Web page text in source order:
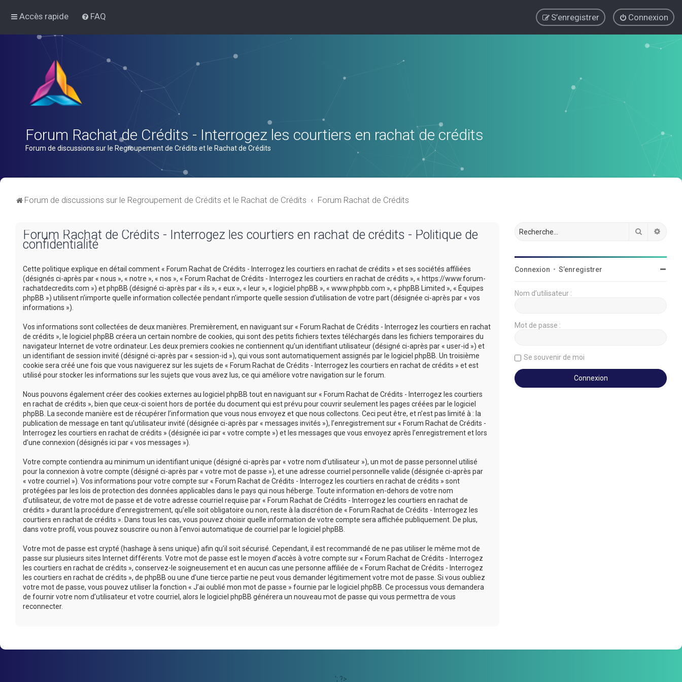
Accès rapide FAQ Connexion
S’enregistrer
Forum Rachat de Crédits - Interrogez les courtiers en rachat de crédits
Forum de discussions sur le Regroupement de Crédits et le Rachat de Crédits
Forum de discussions sur le Regroupement de Crédits et le Rachat de Crédits Forum Rachat de Crédits
Forum Rachat de Crédits - Interrogez les courtiers en rachat de crédits - Politique de
confidentialité
Cette politique explique en détail comment « Forum Rachat de Crédits - Interrogez les courtiers en rachat de crédits » et ses sociétés affiliées
(désignés ci-après par « nous », « notre », « nos », « Forum Rachat de Crédits - Interrogez les courtiers en rachat de crédits », « https://www.forum-
rachatdecredits.com ») et phpBB (désigné ci-après par « ils », « eux », « leur », « logiciel phpBB », « www.phpbb.com », « phpBB Limited », « Équipes
phpBB ») utilisent n’importe quelle information collectée pendant n’importe quelle session d’utilisation de votre part (désignée ci-après par « vos
informations »).
Vos informations sont collectées de deux manières. Premièrement, en naviguant sur « Forum Rachat de Crédits - Interrogez les courtiers en rachat
de crédits », le logiciel phpBB créera un certain nombre de cookies, qui sont des petits fichiers textes téléchargés dans les fichiers temporaires du
navigateur Internet de votre ordinateur. Les deux premiers cookies ne contiennent qu’un identifiant utilisateur (désigné ci-après par « user-id ») et
un identifiant de session invité (désigné ci-après par « session-id »), qui vous sont automatiquement assignés par le logiciel phpBB. Un troisième
cookie sera créé une fois que vous naviguerez sur les sujets de « Forum Rachat de Crédits - Interrogez les courtiers en rachat de crédits » et est
utilisé pour stocker les informations sur les sujets que vous avez lus, ce qui améliore votre navigation sur le forum.
Nous pouvons également créer des cookies externes au logiciel phpBB tout en naviguant sur « Forum Rachat de Crédits - Interrogez les courtiers
en rachat de crédits », bien que ceux-ci soient hors de portée du document qui est prévu pour couvrir seulement les pages créées par le logiciel
phpBB. La seconde manière est de récupérer l’information que vous nous envoyez et que nous collectons. Ceci peut être, et n’est pas limité à : la
publication de message en tant qu’utilisateur invité (désignée ci-après par « messages invités »), l’enregistrement sur « Forum Rachat de Crédits -
Interrogez les courtiers en rachat de crédits » (désignée ici par « votre compte ») et les messages que vous envoyez après l’enregistrement et lors
d’une connexion (désignés ici par « vos messages »).
Votre compte contiendra au minimum un identifiant unique (désigné ci-après par « votre nom d’utilisateur »), un mot de passe personnel utilisé
pour la connexion à votre compte (désigné ci-après par « votre mot de passe »), et une adresse courriel personnelle valide (désignée ci-après par
« votre courriel »). Vos informations pour votre compte sur « Forum Rachat de Crédits - Interrogez les courtiers en rachat de crédits » sont
protégées par les lois de protection des données applicables dans le pays qui nous héberge. Toute information en-dehors de votre nom
d’utilisateur, de votre mot de passe et de votre adresse courriel requise par « Forum Rachat de Crédits - Interrogez les courtiers en rachat de
crédits » durant la procédure d’enregistrement, qu’elle soit obligatoire ou non, reste à la discrétion de « Forum Rachat de Crédits - Interrogez les
courtiers en rachat de crédits ». Dans tous les cas, vous pouvez choisir quelle information de votre compte sera affichée publiquement. De plus,
dans votre profil, vous pouvez souscrire ou non à l’envoi automatique de courriel par le logiciel phpBB.
Votre mot de passe est crypté (hashage à sens unique) afin qu’il soit sécurisé. Cependant, il est recommandé de ne pas utiliser le même mot de
passe sur plusieurs sites Internet différents. Votre mot de passe est le moyen d’accès à votre compte sur « Forum Rachat de Crédits - Interrogez
les courtiers en rachat de crédits », conservez-le soigneusement et en aucun cas une personne affiliée de « Forum Rachat de Crédits - Interrogez
les courtiers en rachat de crédits », de phpBB ou une d’une tierce partie ne peut vous demander légitimement votre mot de passe. Si vous oubliez
votre mot de passe, vous pouvez utiliser la fonction « J’ai oublié mon mot de passe » fournie par le logiciel phpBB. Ce processus vous demandera
de fournir votre nom d’utilisateur et votre courriel, alors le logiciel phpBB générera un nouveau mot de passe qui vous permettra de vous
reconnecter.
Rechercher
Connexion • S’enregistrer
Nom d’utilisateur :
Mot de passe :
Se souvenir de moi
'; ?>